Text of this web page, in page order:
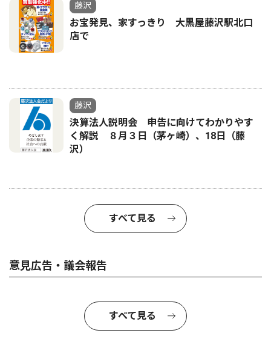
藤沢
お宝発見、家すっきり 大黒屋藤沢駅北口
店で
藤沢
決算法人説明会 申告に向けてわかりやす
く解説 ８月３日（茅ヶ崎）、18日（藤
沢）
すべて見る
意見広告・議会報告
すべて見る